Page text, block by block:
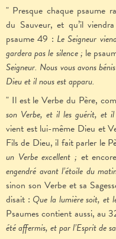
" Presque chaque psaume
du Sauveur, et qu’il
psaume 49 : Le Seigneur
gardera pas le silence ; le
Seigneur. Nous vous avons
Dieu et il nous est apparu.
" Il est le Verbe du Père,
son Verbe, et il les guérit, et
vient est lui-même Dieu et
Fils de Dieu, il fait parler le
un Verbe excellent ; et
engendré avant l’étoile du
sinon son Verbe et sa
disait : Que la lumière soit, et
Psaumes contient aussi, au
été affermis, et par l’Esprit de